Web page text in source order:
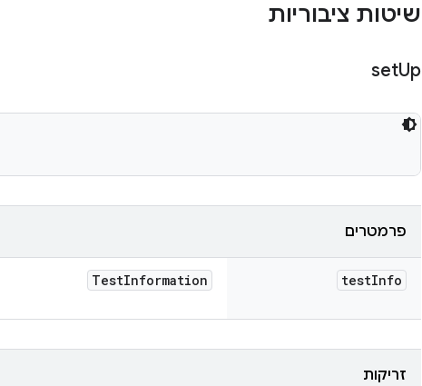
שיטות ציבוריות
setUp
פרמטרים
testInfo
TestInformation
זריקות